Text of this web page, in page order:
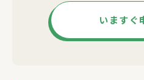
いますぐ